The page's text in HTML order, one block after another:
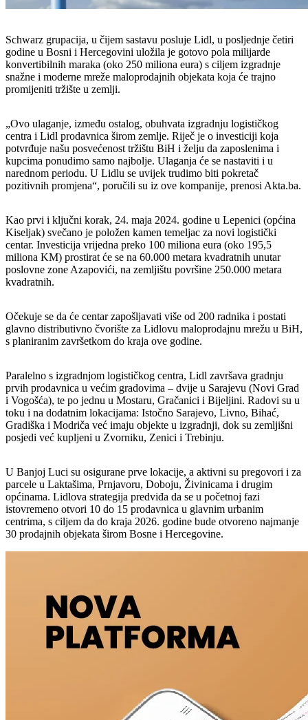
Schwarz grupacija, u čijem sastavu posluje Lidl, u posljednje četiri
godine u Bosni i Hercegovini uložila je gotovo pola milijarde
konvertibilnih maraka (oko 250 miliona eura) s ciljem izgradnje
snažne i moderne mreže maloprodajnih objekata koja će trajno
promijeniti tržište u zemlji.
„Ovo ulaganje, između ostalog, obuhvata izgradnju logističkog
centra i Lidl prodavnica širom zemlje. Riječ je o investiciji koja
potvrđuje našu posvećenost tržištu BiH i želju da zaposlenima i
kupcima ponudimo samo najbolje. Ulaganja će se nastaviti i u
narednom periodu. U Lidlu se uvijek trudimo biti pokretač
pozitivnih promjena“, poručili su iz ove kompanije, prenosi Akta.ba.
Kao prvi i ključni korak, 24. maja 2024. godine u Lepenici (općina
Kiseljak) svečano je položen kamen temeljac za novi logistički
centar. Investicija vrijedna preko 100 miliona eura (oko 195,5
miliona KM) prostirat će se na 60.000 metara kvadratnih unutar
poslovne zone Azapovići, na zemljištu površine 250.000 metara
kvadratnih.
Očekuje se da će centar zapošljavati više od 200 radnika i postati
glavno distributivno čvorište za Lidlovu maloprodajnu mrežu u BiH,
s planiranim završetkom do kraja ove godine.
Paralelno s izgradnjom logističkog centra, Lidl završava gradnju
prvih prodavnica u većim gradovima – dvije u Sarajevu (Novi Grad
i Vogošća), te po jednu u Mostaru, Gračanici i Bijeljini. Radovi su u
toku i na dodatnim lokacijama: Istočno Sarajevo, Livno, Bihać,
Gradiška i Modriča već imaju objekte u izgradnji, dok su zemljišni
posjedi već kupljeni u Zvorniku, Zenici i Trebinju.
U Banjoj Luci su osigurane prve lokacije, a aktivni su pregovori i za
parcele u Laktašima, Prnjavoru, Doboju, Živinicama i drugim
općinama. Lidlova strategija predviđa da se u početnoj fazi
istovremeno otvori 10 do 15 prodavnica u glavnim urbanim
centrima, s ciljem da do kraja 2026. godine bude otvoreno najmanje
30 prodajnih objekata širom Bosne i Hercegovine.